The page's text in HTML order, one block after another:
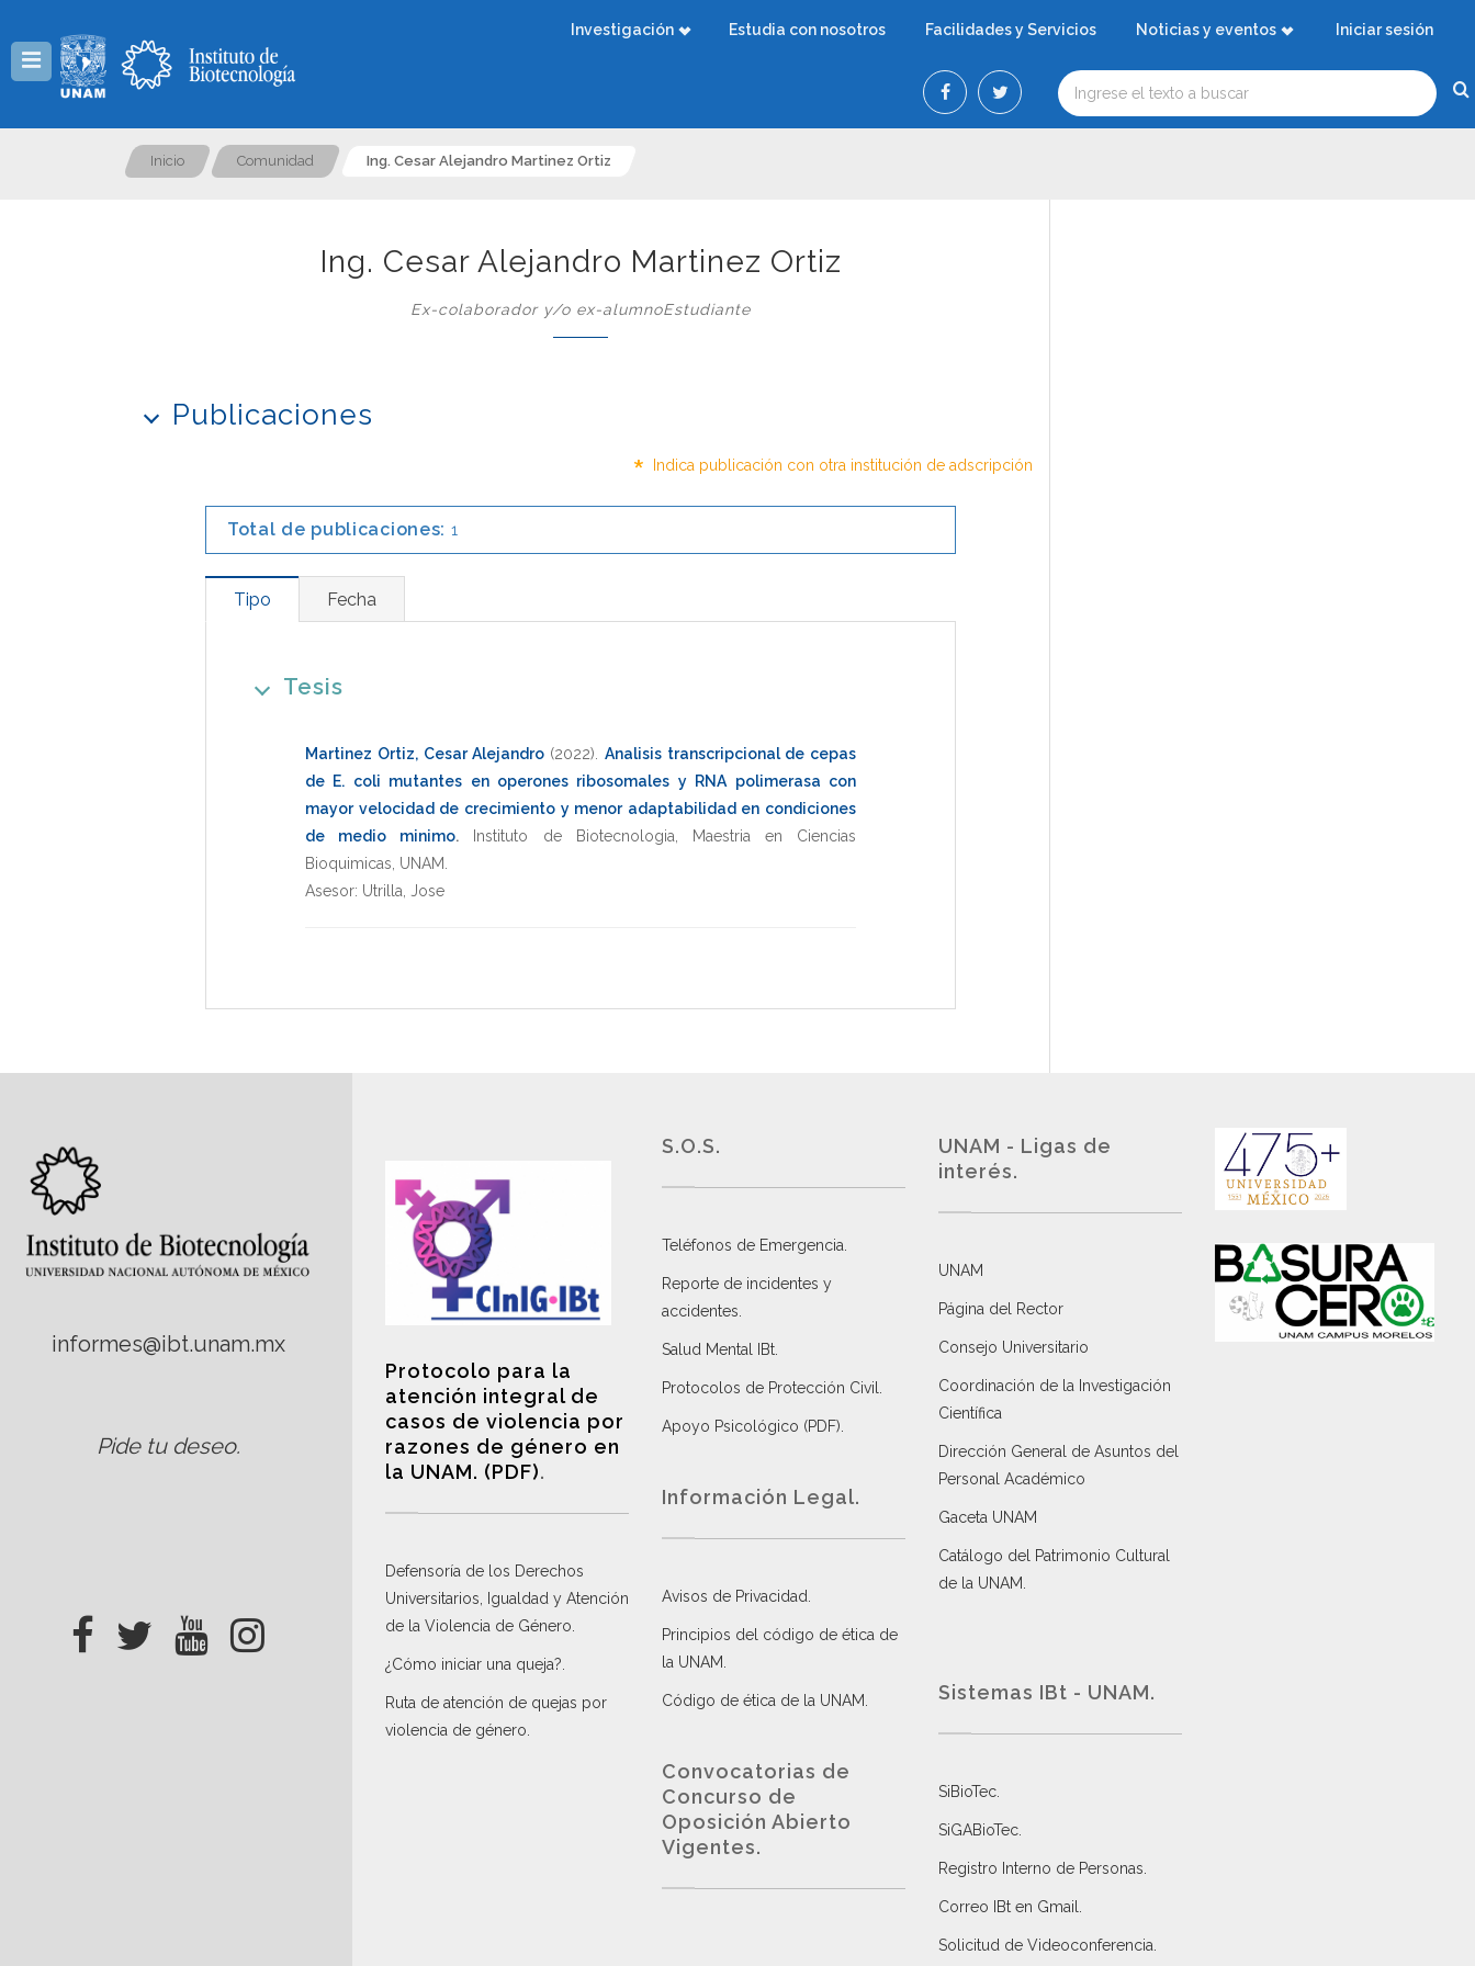
Investigación Estudia con nosotros Facilidades y Servicios Noticias y eventos Iniciar sesión
Inicio Comunidad Ing. Cesar Alejandro Martinez Ortiz
Ing. Cesar Alejandro Martinez Ortiz
Ex-colaborador y/o ex-alumnoEstudiante
Publicaciones
* Indica publicación con otra institución de adscripción
Total de publicaciones: 1
Tipo Fecha
Tesis
Martinez Ortiz, Cesar Alejandro (2022)
Analisis transcripcional de cepas
de E. coli mutantes en operones ribosomales y RNA polimerasa con
mayor velocidad de crecimiento y menor adaptabilidad en condiciones
de medio minimo. Instituto de Biotecnologia
Maestria en Ciencias
Bioquimicas UNAM
Asesor: Utrilla, Jose
informes@ibt.unam.mx
Pide tu deseo.
Protocolo para la
atención integral de
casos de violencia por
razones de género en
la UNAM. (PDF).
Defensoría de los Derechos
Universitarios, Igualdad y Atención
de la Violencia de Género
¿Cómo iniciar una queja?
Ruta de atención de quejas por
violencia de género
S.O.S.
Teléfonos de Emergencia.
Reporte de incidentes y
accidentes
Salud Mental IBt
Protocolos de Protección Civil
Apoyo Psicológico (PDF)
Información Legal.
Avisos de Privacidad
Principios del código de ética de
la UNAM
Código de ética de la UNAM
Convocatorias de
Concurso de
Oposición Abierto
Vigentes.
UNAM - Ligas de
interés.
UNAM
Página del Rector
Consejo Universitario
Coordinación de la Investigación
Científica
Dirección General de Asuntos del
Personal Académico
Gaceta UNAM
Catálogo del Patrimonio Cultural
de la UNAM.
Sistemas IBt - UNAM.
SiBioTec
SiGABioTec.
Registro Interno de Personas
Correo IBt en Gmail
Solicitud de Videoconferencia.